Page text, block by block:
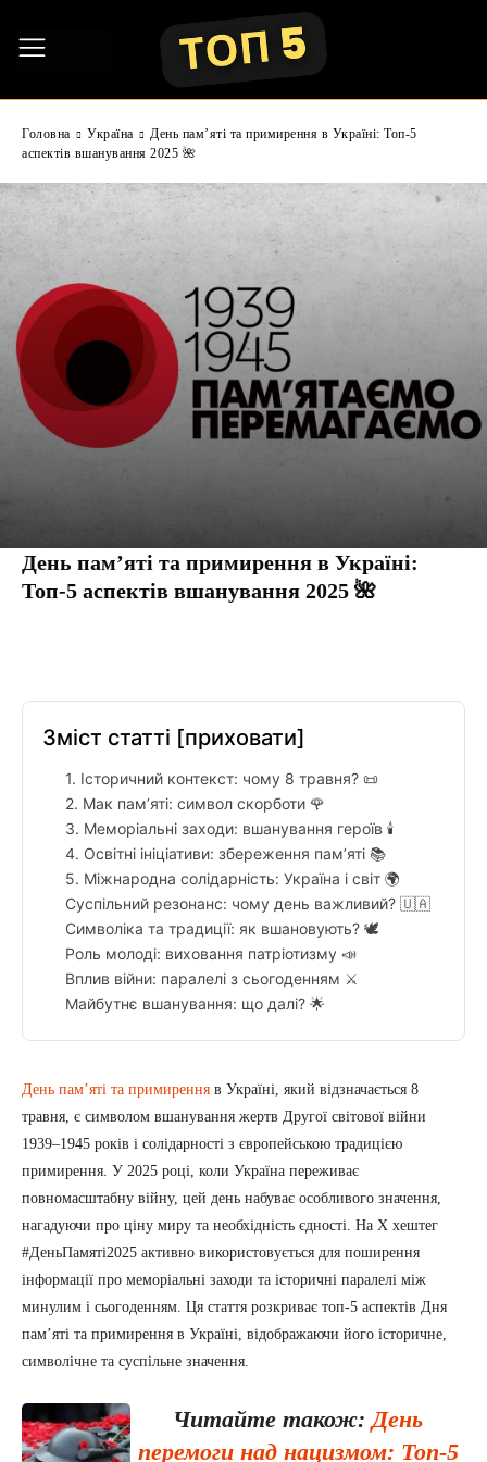
Головна Україна
День пам’яті та примирення в Україні: Топ-5
аспектів вшанування 2025 🌺
День пам’яті та примирення в Україні:
Топ-5 аспектів вшанування 2025 🌺
Зміст статті [приховати]
1. Історичний контекст: чому 8 травня? 📜
2. Мак пам’яті: символ скорботи 🌹
3. Меморіальні заходи: вшанування героїв 🕯️
4. Освітні ініціативи: збереження пам’яті 📚
5. Міжнародна солідарність: Україна і світ 🌍
Суспільний резонанс: чому день важливий? 🇺🇦
Символіка та традиції: як вшановують? 🕊️
Роль молоді: виховання патріотизму 📣
Вплив війни: паралелі з сьогоденням ⚔️
Майбутнє вшанування: що далі? 🌟
День пам’яті та примирення в Україні, який відзначається 8
травня, є символом вшанування жертв Другої світової війни
1939–1945 років і солідарності з європейською традицією
примирення. У 2025 році, коли Україна переживає
повномасштабну війну, цей день набуває особливого значення,
нагадуючи про ціну миру та необхідність єдності. На X хештег
#ДеньПамяті2025 активно використовується для поширення
інформації про меморіальні заходи та історичні паралелі між
минулим і сьогоденням. Ця стаття розкриває топ-5 аспектів Дня
пам’яті та примирення в Україні, відображаючи його історичне,
символічне та суспільне значення.
Читайте також:День
перемоги над нацизмом: Топ-5